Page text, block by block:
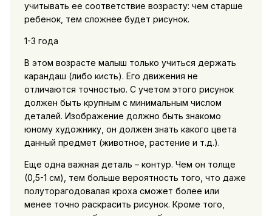
учитывать ее соответствие возрасту: чем старше
ребенок, тем сложнее будет рисунок.
1-3 года
В этом возрасте малыш только учиться держать
карандаш (либо кисть). Его движения не
отличаются точностью. С учетом этого рисунок
должен быть крупным с минимальным числом
деталей. Изображение должно быть знакомо
юному художнику, он должен знать какого цвета
данный предмет (животное, растение и т.д.).
Еще одна важная деталь – контур. Чем он толще
(0,5-1 см), тем больше вероятность того, что даже
полуторагодовалая кроха сможет более или
менее точно раскрасить рисунок. Кроме того,